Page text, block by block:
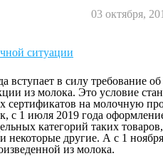
03 октября,
ситуации
вступает в силу требование
из молока. Это условие
сертификатов на молочную
с 1 июля 2019 года
категорий таких
некоторые другие. А с 1
из молока.